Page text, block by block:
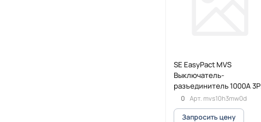
SE EasyPact MVS
Выключатель-
разъединитель 1000A 3P
65кА выкатной с ручным
приводом
0 Арт. mvs10h3mw0d
Запросить цену